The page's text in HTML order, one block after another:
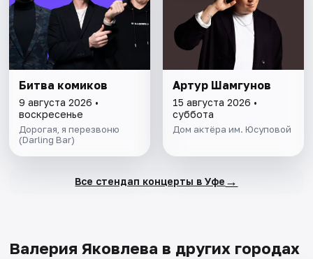
Битва комиков
9 августа 2026 •
воскресенье
Дорогая, я перезвоню
(Darling Bar)
Артур Шамгунов
15 августа 2026 •
суббота
Дом актёра им. Юсуповой
Все стендап концерты в Уфе →
Валерия Яковлева в других городах